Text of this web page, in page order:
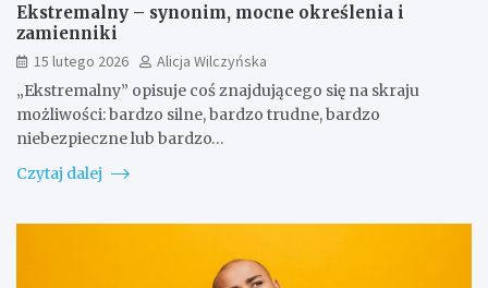
Ekstremalny – synonim, mocne określenia i
zamienniki
15 lutego 2026
Alicja Wilczyńska
„Ekstremalny” opisuje coś znajdującego się na skraju
możliwości: bardzo silne, bardzo trudne, bardzo
niebezpieczne lub bardzo…
Czytaj dalej